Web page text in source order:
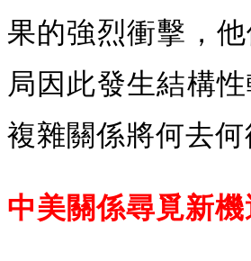
果的強烈衝擊，
局因此發生結構
複雜關係將何去
中美關係尋覓新